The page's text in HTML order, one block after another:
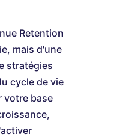
Retention
mais d'une
stratégies
cycle de vie
votre base